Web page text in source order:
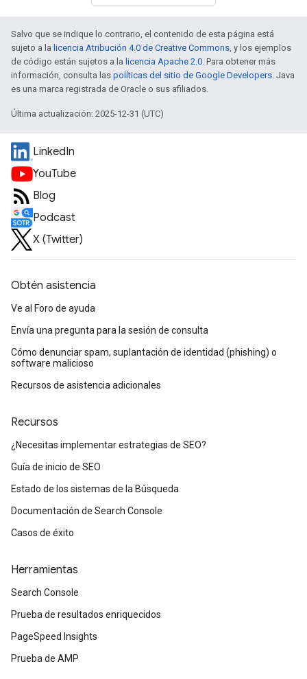
Salvo que se indique lo contrario, el contenido de esta página está
sujeto a la licencia Atribución 4.0 de Creative Commons, y los ejemplos
de código están sujetos a la licencia Apache 2.0. Para obtener más
información, consulta las políticas del sitio de Google Developers. Java
es una marca registrada de Oracle o sus afiliados.
Última actualización: 2025-12-31 (UTC)
LinkedIn
YouTube
Blog
Podcast
X (Twitter)
Obtén asistencia
Ve al Foro de ayuda
Envía una pregunta para la sesión de consulta
Cómo denunciar spam, suplantación de identidad (phishing) o
software malicioso
Recursos de asistencia adicionales
Recursos
¿Necesitas implementar estrategias de SEO?
Guía de inicio de SEO
Estado de los sistemas de la Búsqueda
Documentación de Search Console
Casos de éxito
Herramientas
Search Console
Prueba de resultados enriquecidos
PageSpeed Insights
Prueba de AMP